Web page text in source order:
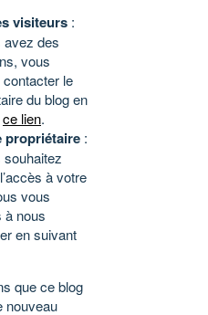
visiteurs :
avez des
vous
le
du blog en
ce lien.
propriétaire :
à votre
vous
à nous
en suivant
que ce blog
nouveau